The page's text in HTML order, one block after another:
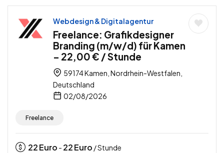
Webdesign & Digitalagentur
Freelance: Grafikdesigner
Branding (m/w/d) für Kamen
– 22,00 € / Stunde
59174 Kamen, Nordrhein-Westfalen,
Deutschland
02/08/2026
Freelance
22Euro - 22Euro / Stunde